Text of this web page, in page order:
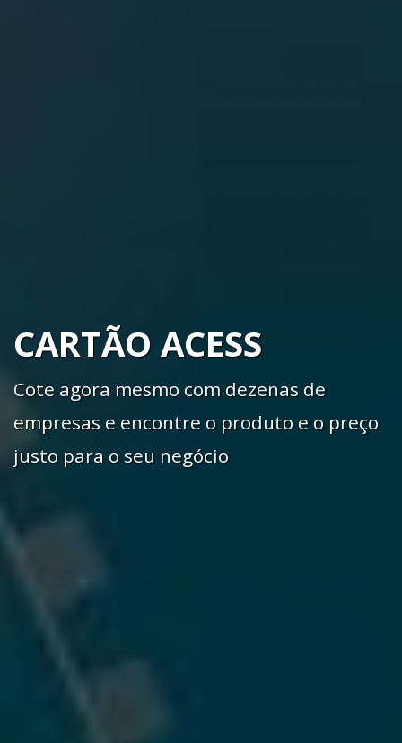
CARTÃO ACESS
Cote agora mesmo com dezenas de
empresas e encontre o produto e o preço
justo para o seu negócio